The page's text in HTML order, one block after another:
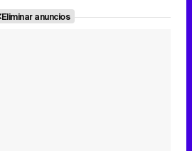
Eliminar anuncios